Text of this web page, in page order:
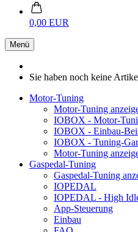
0,00 EUR
Menü
Sie haben noch keine
Motor-Tuning
Motor-Tuning
IOBOX - Motor-
IOBOX - Einbau-
IOBOX - Tuning-
Motor-Tuning
Gaspedal-Tuning
Gaspedal-Tuning
IOPEDAL
IOPEDAL - High
App-Steuerung
Einbau